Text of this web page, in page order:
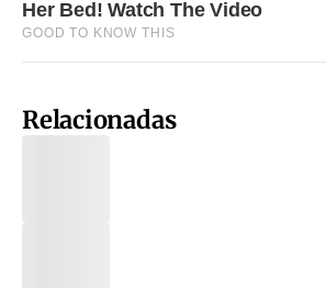
Relacionadas